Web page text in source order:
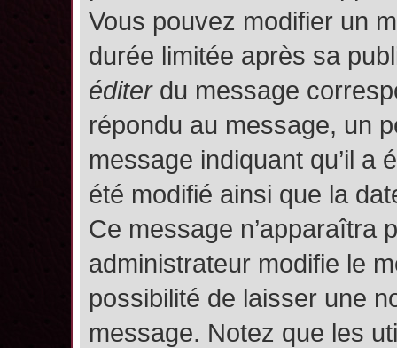
Vous pouvez modifier un
durée limitée après sa
éditerdu message
répondu au message, un
message indiquant qu’il a
été modifié ainsi que la
Ce message n’apparaîtra
administrateur modifie le
possibilité de laisser une
message. Notez que les